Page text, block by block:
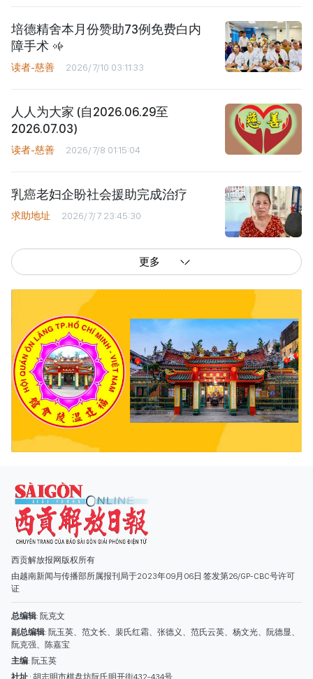
培德精舍本月份赞助73例免费白内
障手术
读者-慈善 2026/7/10 03:11:33
人人为大家 (自2026.06.29至
2026.07.03)
读者-慈善 2026/7/8 01:15:04
乳癌老妇企盼社会援助完成治疗
求助地址 2026/7/7 23:45:30
更多
西贡解放报网版权所有
由越南新闻与传播部所属报刊局于2023年09月06日 签发第26/GP-CBC号许可
证
总编辑: 阮克文
副总编辑: 阮玉英、范文长、裴氏红霜、张德义、范氏云英、杨文光、阮德显、
阮克强、陈嘉宝
主编: 阮玉英